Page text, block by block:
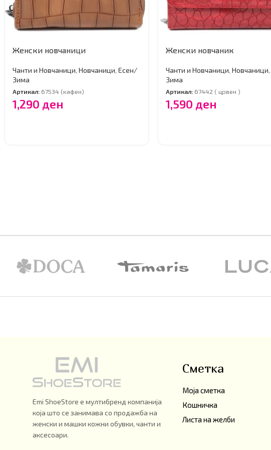
Женски новчаници
Чанти и Новчаници, Новчаници, Есен/
Зима
Артикал: 67534 (кафен)
1,290 ден
Женски новчаник
Чанти и Новчаници, Новчаници,
Зима
Артикал: 67442 ( црвен )
1,590 ден
Emi ShoeStore е мултибренд компанија
која што се занимава со продажба на
женски и машки кожни обувки, чанти и
аксесоари.
Сметка
Моја сметка
Кошничка
Листа на желби